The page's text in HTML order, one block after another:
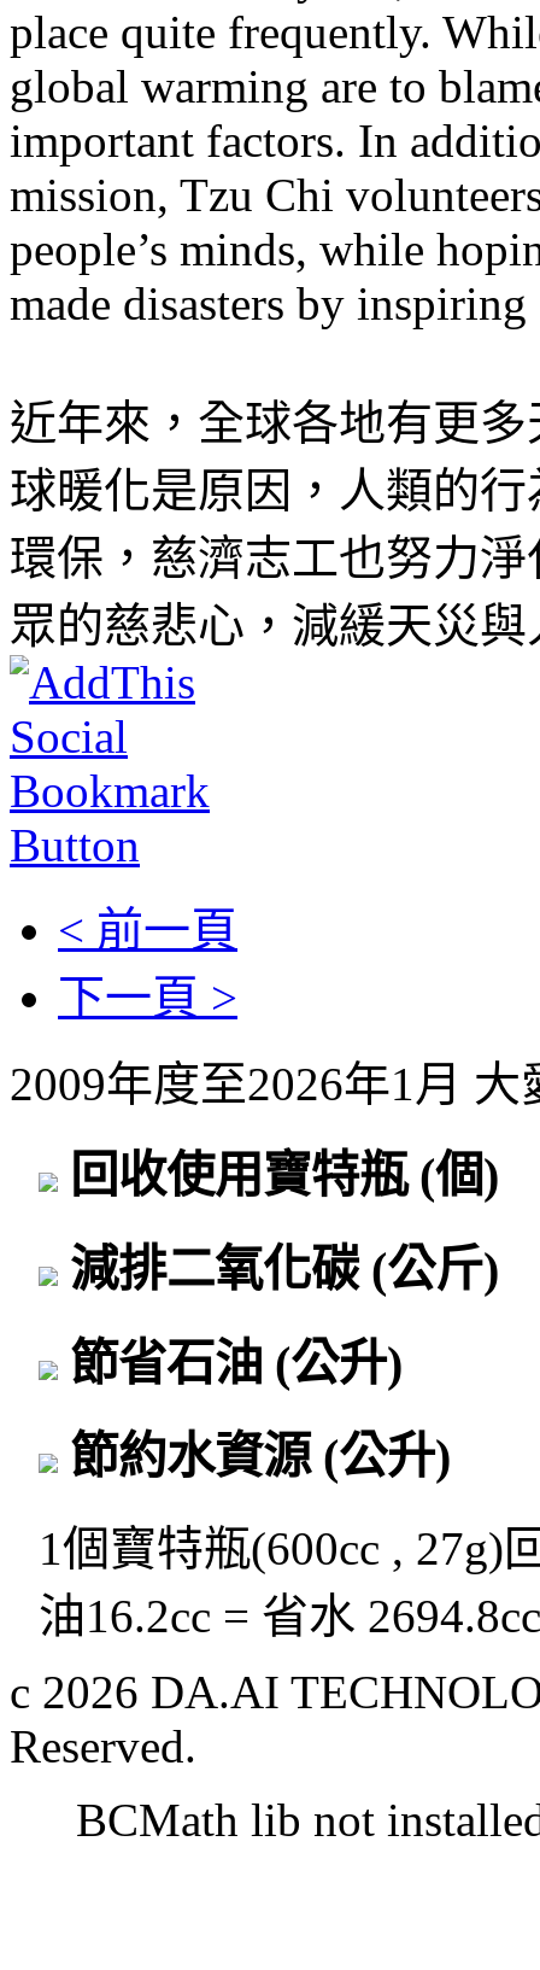
place quite frequently.
global warming are to
important factors. In
mission, Tzu Chi
people’s minds, while
made disasters by
近年來，全球各地有更
球暖化是原因，人類的
環保，慈濟志工也努力
眾的慈悲心，減緩天災
< 前一頁
下一頁 >
2009年度至2026年1月
回收使用寶特瓶 (個)
減排二氧化碳 (公斤)
節省石油 (公升)
節約水資源 (公升)
1個寶特瓶(600cc , 27g)
油16.2cc = 省水
c 2026 DA.AI
Reserved.
BCMath lib not